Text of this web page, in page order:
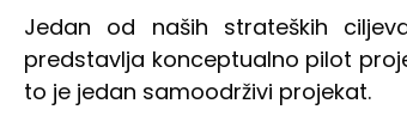
Jedan od naših strateških
predstavlja konceptualno pilot
to je jedan samoodrživi projekat.